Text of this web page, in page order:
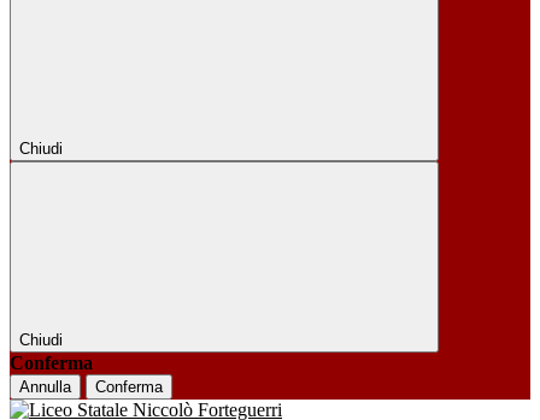
Chiudi
Chiudi
Conferma
Annulla Conferma